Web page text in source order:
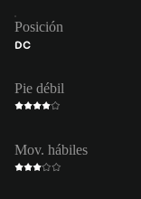
Posición
DC
Pie débil
Mov. hábiles